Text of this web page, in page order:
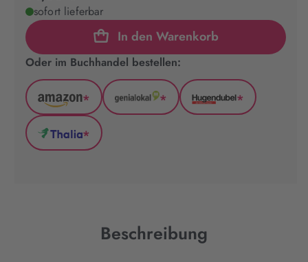
sofort lieferbar
In den Warenkorb
Oder im Buchhandel bestellen:
Amazon
(wird
in
neuem
*
GenialLokal
*
Hugendubel
*
Thalia
*
Beschreibung